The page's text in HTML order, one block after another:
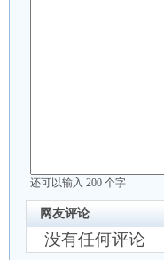
还可以输入 200 个字
网友评论
没有任何评论